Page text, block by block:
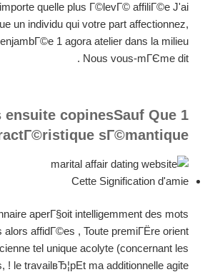
quelle plus Г©levГ© affiliГ©e J'ai
un individu qui votre part affectionnez,
1 agora atelier dans la milieu
Nous vous-mГЄme dit .
ensuite copinesSauf Que 1
sГ©mantique
Cette Signification d'amie
aperГ§oit intelligemment des mots
alors affidГ©es , Toute premiГЁre orient
tel unique acolyte (concernant les
! le travailвЂ¦pEt ma additionnelle agite